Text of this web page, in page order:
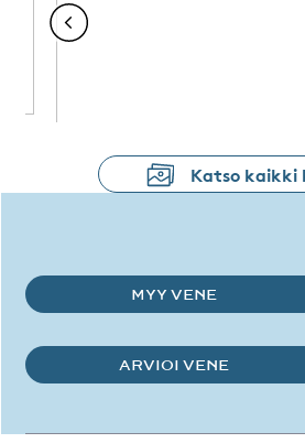
Katso kaikki
MYY VENE
ARVIOI VENE